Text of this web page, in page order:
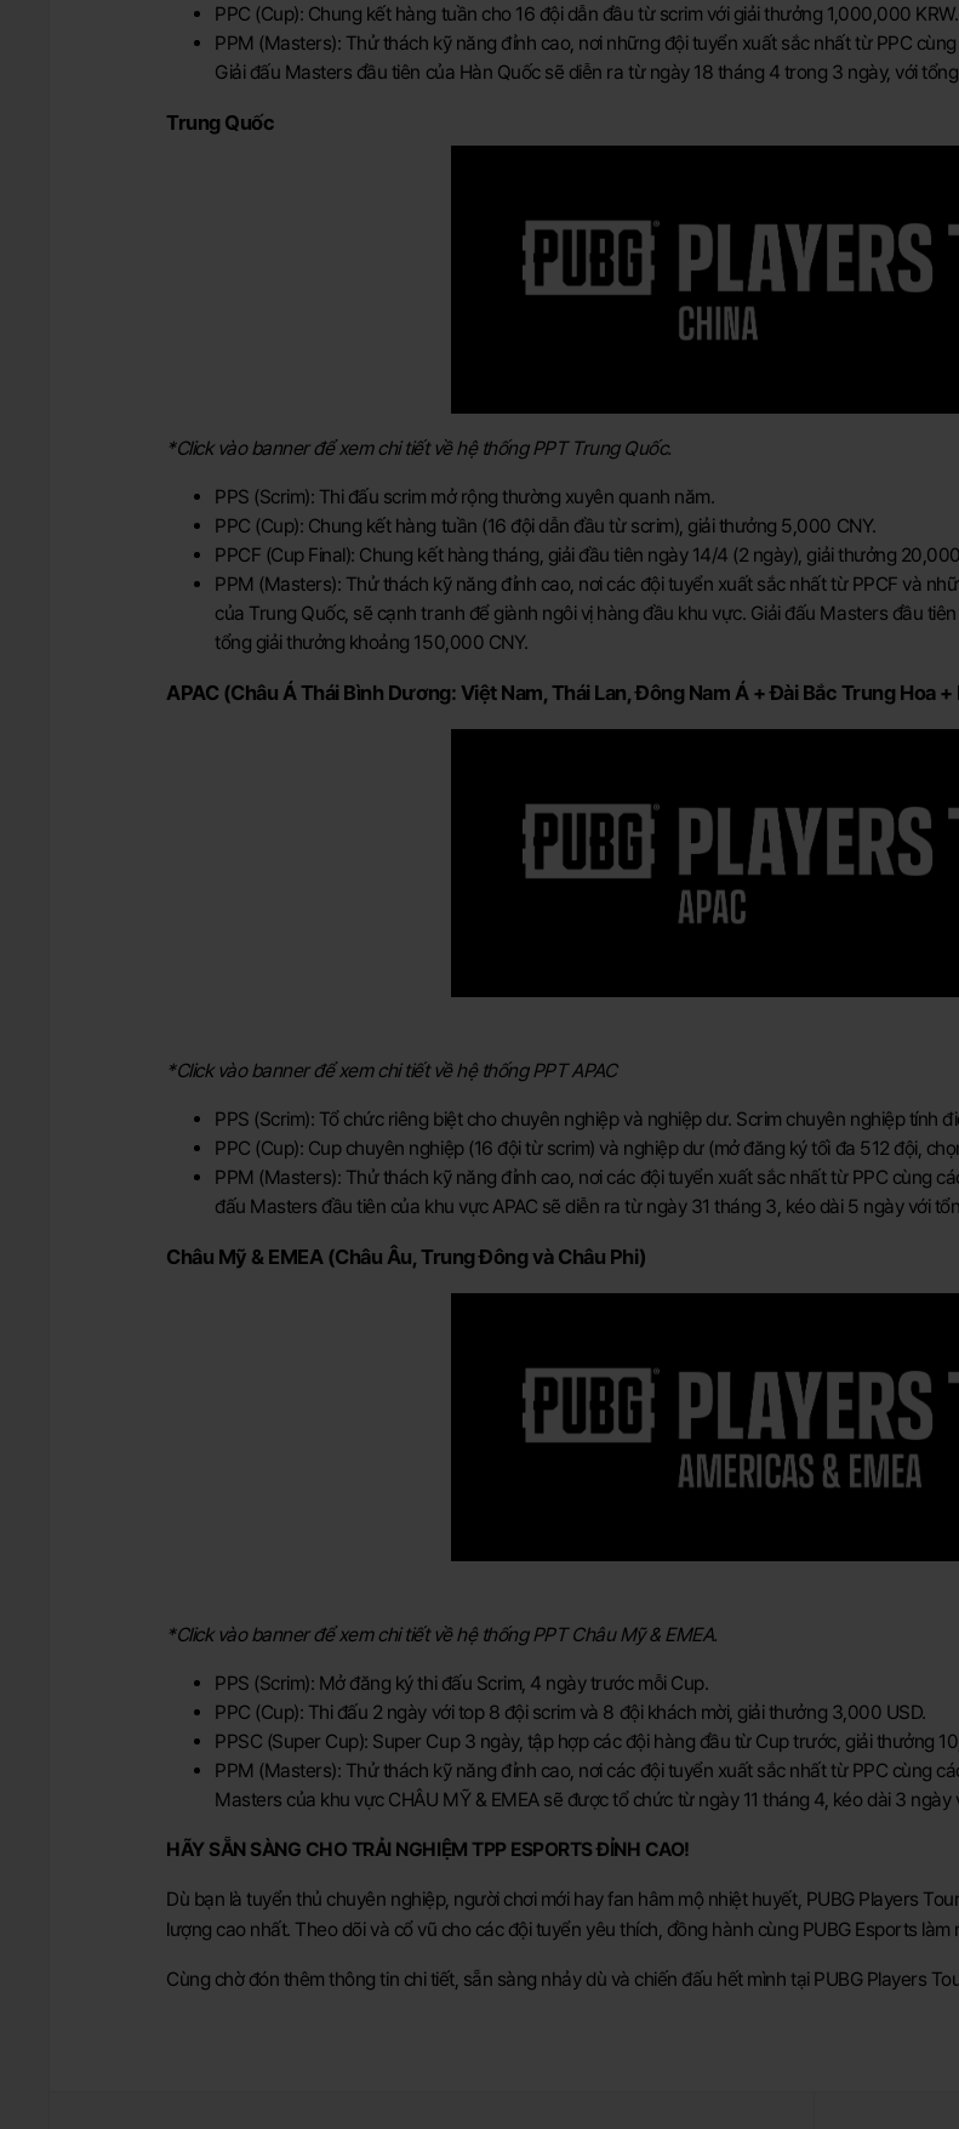
PPC (Cup): Chung kết hàng tuần cho 16 đội dẫn đầu từ scrim với giải thưởng 1,000,000 KRW.
PPM (Masters): Thử thách kỹ năng đỉnh cao, nơi những đội tuyển xuất sắc nhất từ PPC
Giải đấu Masters đầu tiên của Hàn Quốc sẽ diễn ra từ ngày 18 tháng 4 trong 3 ngày, với
Trung Quốc
*Click vào banner để xem chi tiết về hệ thống PPT Trung Quốc.
PPS (Scrim): Thi đấu scrim mở rộng thường xuyên quanh năm.
PPC (Cup): Chung kết hàng tuần (16 đội dẫn đầu từ scrim), giải thưởng 5,000 CNY.
PPCF (Cup Final): Chung kết hàng tháng, giải đầu tiên ngày 14/4 (2 ngày), giải thưởng
PPM (Masters): Thử thách kỹ năng đỉnh cao, nơi các đội tuyển xuất sắc nhất từ PPCF và
của Trung Quốc, sẽ cạnh tranh để giành ngôi vị hàng đầu khu vực. Giải đấu Masters đầu
tổng giải thưởng khoảng 150,000 CNY.
APAC (Châu Á Thái Bình Dương: Việt Nam, Thái Lan, Đông Nam Á + Đài Bắc Trung Hoa
*Click vào banner để xem chi tiết về hệ thống PPT APAC
PPS (Scrim): Tổ chức riêng biệt cho chuyên nghiệp và nghiệp dư. Scrim chuyên nghiệp tính
PPC (Cup): Cup chuyên nghiệp (16 đội từ scrim) và nghiệp dư (mở đăng ký tối đa 512 đội,
PPM (Masters): Thử thách kỹ năng đỉnh cao, nơi các đội tuyển xuất sắc nhất từ PPC cùng
đấu Masters đầu tiên của khu vực APAC sẽ diễn ra từ ngày 31 tháng 3, kéo dài 5 ngày với
Châu Mỹ & EMEA (Châu Âu, Trung Đông và Châu Phi)
*Click vào banner để xem chi tiết về hệ thống PPT Châu Mỹ & EMEA.
PPS (Scrim): Mở đăng ký thi đấu Scrim, 4 ngày trước mỗi Cup.
PPC (Cup): Thi đấu 2 ngày với top 8 đội scrim và 8 đội khách mời, giải thưởng 3,000 USD.
PPSC (Super Cup): Super Cup 3 ngày, tập hợp các đội hàng đầu từ Cup trước, giải thưởng
PPM (Masters): Thử thách kỹ năng đỉnh cao, nơi các đội tuyển xuất sắc nhất từ PPC cùng
Masters của khu vực CHÂU MỸ & EMEA sẽ được tổ chức từ ngày 11 tháng 4, kéo dài 3
HÃY SẴN SÀNG CHO TRẢI NGHIỆM TPP ESPORTS ĐỈNH CAO!
Dù bạn là tuyển thủ chuyên nghiệp, người chơi mới hay fan hâm mộ nhiệt huyết, PUBG Players
lượng cao nhất. Theo dõi và cổ vũ cho các đội tuyển yêu thích, đồng hành cùng PUBG Esports làm
Cùng chờ đón thêm thông tin chi tiết, sẵn sàng nhảy dù và chiến đấu hết mình tại PUBG Players